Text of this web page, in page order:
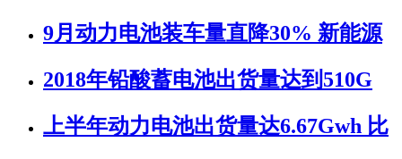
9月动力电池装车量直降30% 新能源
2018年铅酸蓄电池出货量达到510G
上半年动力电池出货量达6.67Gwh 比